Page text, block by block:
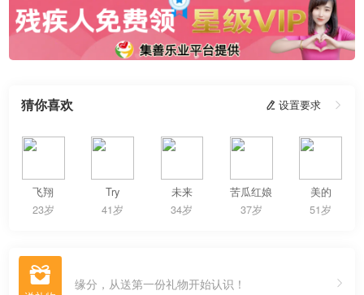
猜你喜欢  设置要求 
飞翔
23岁
Try
41岁
未来
34岁
苦瓜红娘
37岁
美的
51岁
 缘分，从送第一份礼物开始认识！